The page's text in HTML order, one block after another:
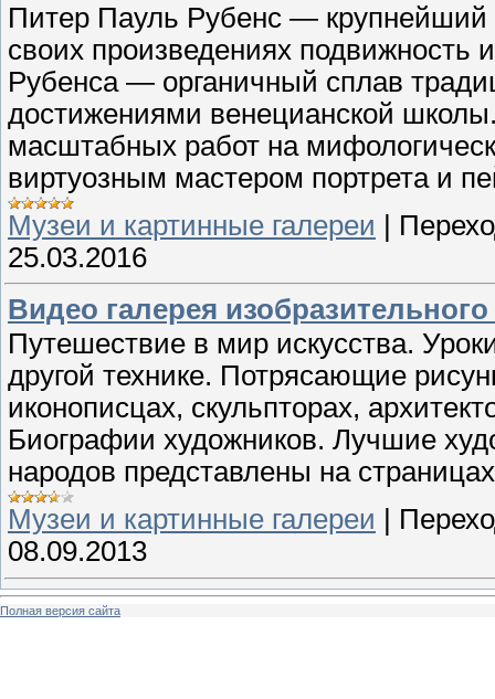
Питер Пауль Рубенс —
своих произведениях подвижность
Рубенса — органичный сплав
достижениями венецианской
масштабных работ на
виртуозным мастером портрета и
Музеи и картинные галереи |
25.03.2016
Видео галерея изобразительного
Путешествие в мир искусства.
другой технике. Потрясающие
иконописцах, скульпторах,
Биографии художников. Лучшие
народов представлены на
Музеи и картинные галереи
08.09.2013
Полная версия сайта